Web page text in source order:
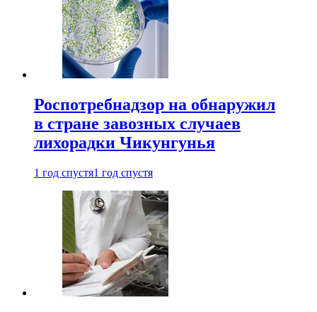
Роспотребнадзор на обнаружил
в стране завозных случаев
лихорадки Чикунгунья
1 год спустя1 год спустя